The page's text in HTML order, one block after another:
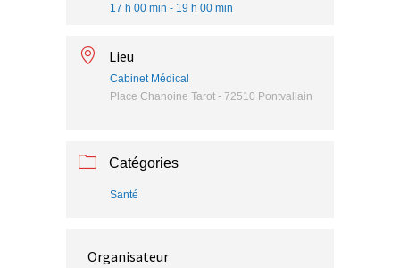
17 h 00 min - 19 h 00 min
Lieu
Cabinet Médical
Place Chanoine Tarot - 72510 Pontvallain
Catégories
Santé
Organisateur